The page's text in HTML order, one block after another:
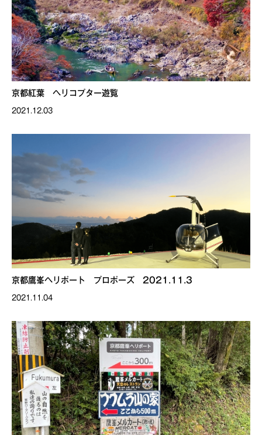
京都紅葉 ヘリコプター遊覧
2021.12.03
京都鷹峯ヘリポート プロポーズ 2021.11.3
2021.11.04